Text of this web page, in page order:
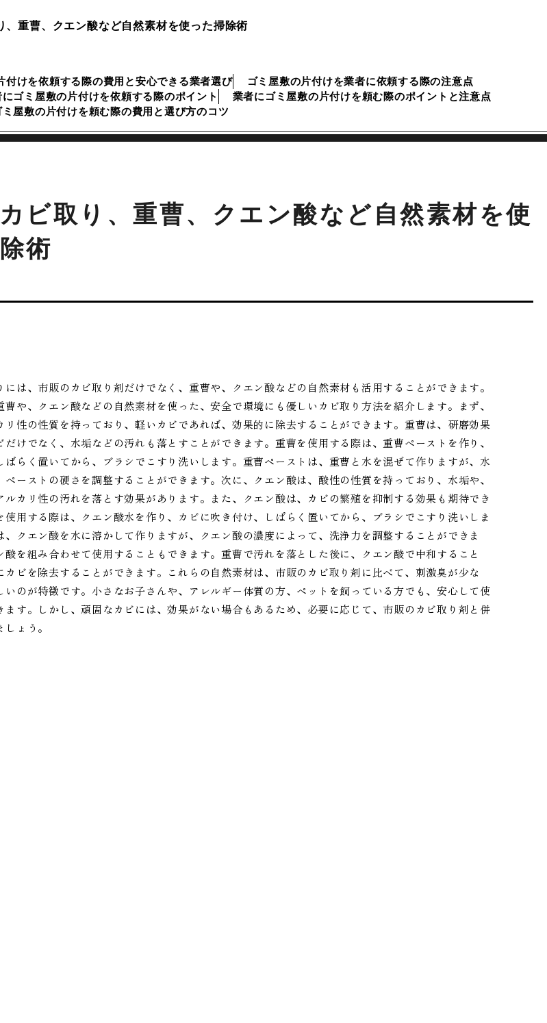
、重曹、クエン酸など自然素材を使った掃除術
付けを依頼する際の費用と安心できる業者選び
ゴミ屋敷の片付けを業者に依頼する際の注意点
にゴミ屋敷の片付けを依頼する際のポイント
業者にゴミ屋敷の片付けを頼む際のポイントと注意点
屋敷の片付けを頼む際の費用と選び方のコツ
ビ取り、重曹、クエン酸など自然素材を使
術
には、市販のカビ取り剤だけでなく、重曹や、クエン酸などの自然素材も活用することができます。
曹や、クエン酸などの自然素材を使った、安全で環境にも優しいカビ取り方法を紹介します。まず、
リ性の性質を持っており、軽いカビであれば、効果的に除去することができます。重曹は、研磨効果
だけでなく、水垢などの汚れも落とすことができます。重曹を使用する際は、重曹ペーストを作り、
ばらく置いてから、ブラシでこすり洗いします。重曹ペーストは、重曹と水を混ぜて作りますが、水
ペーストの硬さを調整することができます。次に、クエン酸は、酸性の性質を持っており、水垢や、
ルカリ性の汚れを落とす効果があります。また、クエン酸は、カビの繁殖を抑制する効果も期待でき
使用する際は、クエン酸水を作り、カビに吹き付け、しばらく置いてから、ブラシでこすり洗いしま
、クエン酸を水に溶かして作りますが、クエン酸の濃度によって、洗浄力を調整することができま
酸を組み合わせて使用することもできます。重曹で汚れを落とした後に、クエン酸で中和すること
カビを除去することができます。これらの自然素材は、市販のカビ取り剤に比べて、刺激臭が少な
いのが特徴です。小さなお子さんや、アレルギー体質の方、ペットを飼っている方でも、安心して使
ます。しかし、頑固なカビには、効果がない場合もあるため、必要に応じて、市販のカビ取り剤と併
ょう。